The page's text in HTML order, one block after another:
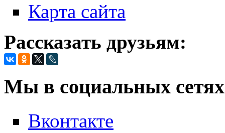
Карта сайта
Рассказать друзьям:
Мы в социальных
Вконтакте